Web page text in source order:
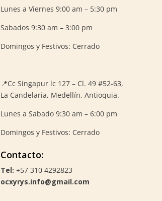
Lunes a Viernes 9:00 am – 5:30 pm
Sabados 9:30 am – 3:00 pm
Domingos y Festivos: Cerrado
📍Cc Singapur lc 127 – Cl. 49 #52-63,
La Candelaria, Medellín, Antioquia.
Lunes a Sabado 9:30 am – 6:00 pm
Domingos y Festivos: Cerrado
Contacto:
Tel: +57 310 4292823
ocxyrys.info@gmail.com